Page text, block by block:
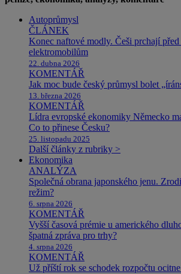
Autoprůmysl
ČLÁNEK
Konec naftové modly. Češi prchají
elektromobilům
22. dubna 2026
KOMENTÁŘ
Jak moc bude český průmysl bolet
13. března 2026
KOMENTÁŘ
Lídra evropské ekonomiky Německo
Co to přinese Česku?
25. listopadu 2025
Další články z rubriky >
Ekonomika
ANALÝZA
Společná obrana japonského jenu.
režim?
6. srpna 2026
KOMENTÁŘ
Vyšší časová prémie u amerického
špatná zpráva pro trhy?
4. srpna 2026
KOMENTÁŘ
Už příští rok se schodek rozpočtu